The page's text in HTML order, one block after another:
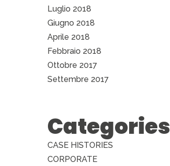
Luglio 2018
Giugno 2018
Aprile 2018
Febbraio 2018
Ottobre 2017
Settembre 2017
Categories
CASE HISTORIES
CORPORATE